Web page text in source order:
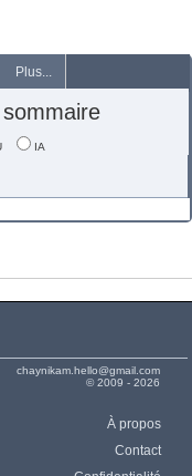
Plus...
IA
chaynikam.hello@gmail.com
© 2009 - 2026
À propos
Contact